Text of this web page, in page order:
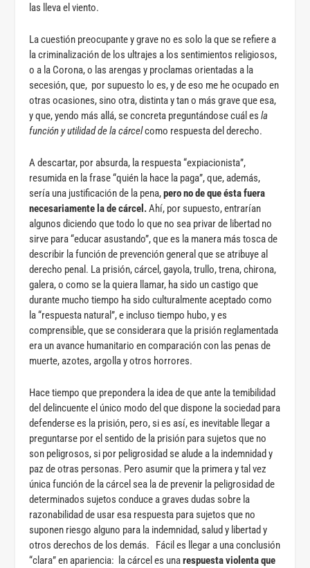
las lleva el viento.
La cuestión preocupante y grave no es solo la que se refiere a
la criminalización de los ultrajes a los sentimientos religiosos,
o a la Corona, o las arengas y proclamas orientadas a la
secesión, que, por supuesto lo es, y de eso me he ocupado en
otras ocasiones, sino otra, distinta y tan o más grave que esa,
y que, yendo más allá, se concreta preguntándose cuál esla
función y utilidad de la cárcelcomo respuesta del derecho.
A descartar, por absurda, la respuesta “expiacionista”,
resumida en la frase “quién la hace la paga”, que, además,
sería una justificación de la pena,pero no de que ésta fuera
necesariamente la de cárcel.Ahí, por supuesto, entrarían
algunos diciendo que todo lo que no sea privar de libertad no
sirve para “educar asustando”, que es la manera más tosca de
describir la función de prevención general que se atribuye al
derecho penal. La prisión, cárcel, gayola, trullo, trena, chirona,
galera, o como se la quiera llamar, ha sido un castigo que
durante mucho tiempo ha sido culturalmente aceptado como
la “respuesta natural”, e incluso tiempo hubo, y es
comprensible, que se considerara que la prisión reglamentada
era un avance humanitario en comparación con las penas de
muerte, azotes, argolla y otros horrores.
Hace tiempo que prepondera la idea de que ante la temibilidad
del delincuente el único modo del que dispone la sociedad para
defenderse es la prisión, pero, si es así, es inevitable llegar a
preguntarse por el sentido de la prisión para sujetos que no
son peligrosos, si por peligrosidad se alude a la indemnidad y
paz de otras personas. Pero asumir que la primera y tal vez
única función de la cárcel sea la de prevenir la peligrosidad de
determinados sujetos conduce a graves dudas sobre la
razonabilidad de usar esa respuesta para sujetos que no
suponen riesgo alguno para la indemnidad, salud y libertad y
otros derechos de los demás. Fácil es llegar a una conclusión
“clara” en apariencia: la cárcel es unarespuesta violenta que